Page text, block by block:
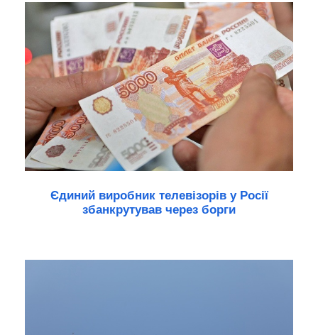
Єдиний виробник телевізорів у Росії
збанкрутував через борги